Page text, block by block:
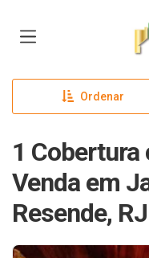
Ordenar
1 Cobertura
Venda em
Resende, RJ